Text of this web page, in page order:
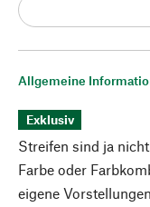
Allgemeine
Exklusiv
Streifen sind ja
Farbe oder
eigene